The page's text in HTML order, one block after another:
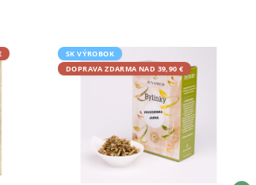
SK VÝROBOK
DOPRAVA ZDARMA NAD 39,90 €